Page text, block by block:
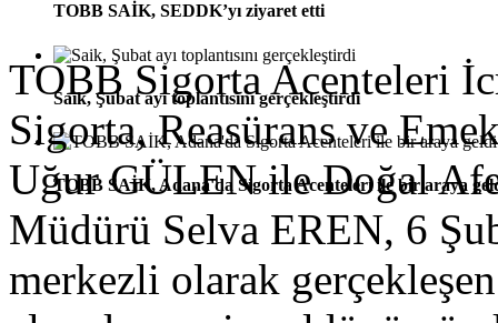
TOBB SAİK, SEDDK’yı ziyaret etti
Saik, Şubat ayı toplantısını gerçekleştirdi
TOBB SAİK, Adana'da Sigorta Acenteleri ile bir araya
TOBB Sigorta Acenteleri
Sigorta, Reasürans ve
Uğur GÜLEN ile Doğal
Müdürü Selva EREN, 6
merkezli olarak